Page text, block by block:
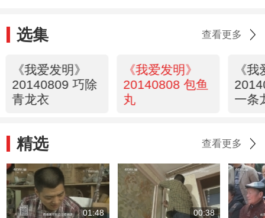
选集 查看更多
《我爱发明》
20140809 巧除
青龙衣
《我爱发明》
20140808 包鱼
丸
《
一条
精选 查看更多
01:48 00:38